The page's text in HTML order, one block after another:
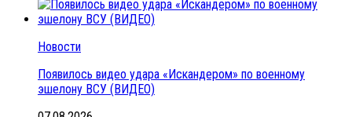
Новости
Появилось видео удара «Искандером» по военному
эшелону ВСУ (ВИДЕО)